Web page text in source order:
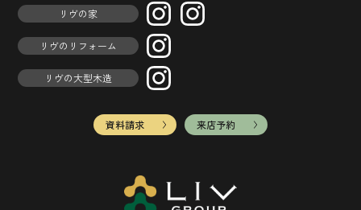
リヴの家
リヴのリフォーム
リヴの大型木造
資料請求 来店予約